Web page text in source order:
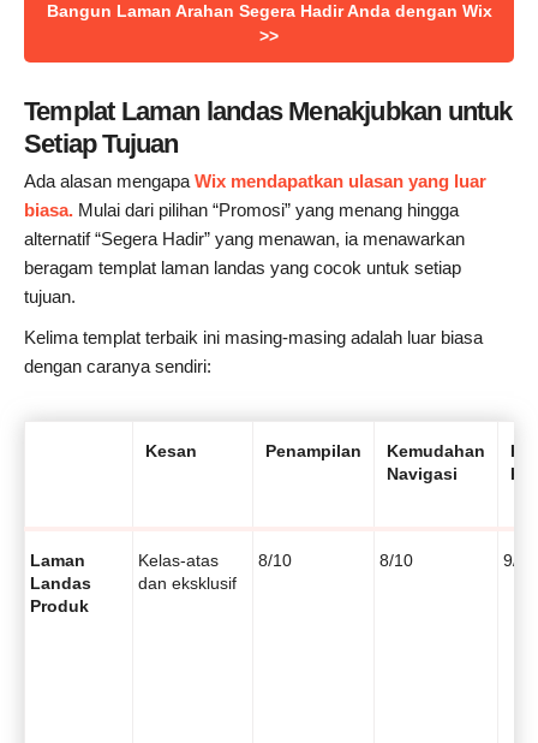
Bangun Laman Arahan Segera Hadir Anda dengan Wix
>>
Templat Laman landas Menakjubkan untuk
Setiap Tujuan
Ada alasan mengapa Wix mendapatkan ulasan yang luar
biasa. Mulai dari pilihan “Promosi” yang menang hingga
alternatif “Segera Hadir” yang menawan, ia menawarkan
beragam templat laman landas yang cocok untuk setiap
tujuan.
Kelima templat terbaik ini masing-masing adalah luar biasa
dengan caranya sendiri:
Kesan Penampilan
Kemudahan
Navigasi
Laman
Landas
Produk
Kelas-atas
dan eksklusif
8/10 8/10 9/10